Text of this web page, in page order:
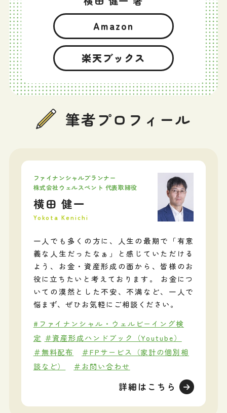
Amazon
楽天ブックス
筆者プロフィール
ファイナンシャルプランナー
株式会社ウェルスペント 代表取締役
横田 健一
Yokota Kenichi
一人でも多くの方に、人生の最期で「有意
義な人生だったなぁ」と感じていただける
よう、お金・資産形成の面から、皆様のお
役に立ちたいと考えております。 お金につ
いての漠然とした不安、不満など、一人で
悩まず、ぜひお気軽にご相談ください。
#ファイナンシャル・ウェルビーイング検
定 ＃資産形成ハンドブック（Youtube）
＃無料配布
＃FPサービス（家計の個別相
談など）
＃お問い合わせ
詳細はこちら